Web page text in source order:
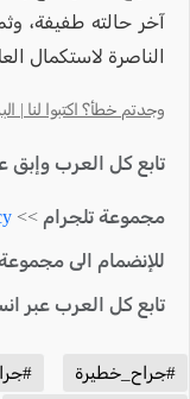
آخر حالته طفيفة،
الناصرة لاستكمال
وجدتم خطأ؟ اكتبوا لنا |
تابع كل العرب
مجموعة تلجرام >>
للإنضمام الى
تابع كل العرب عبر
#جراح_خطيرة